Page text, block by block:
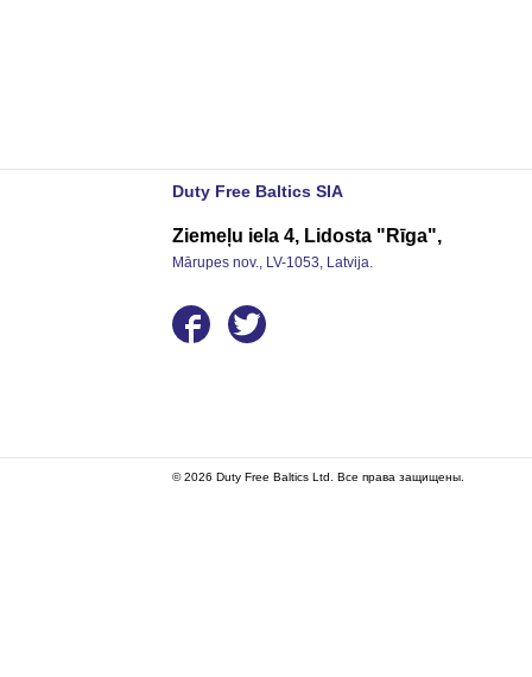
Duty Free Baltics SIA
Ziemeļu iela 4, Lidosta "Rīga",
Mārupes nov., LV-1053, Latvija.
© 2026 Duty Free Baltics Ltd. Все права защищены.